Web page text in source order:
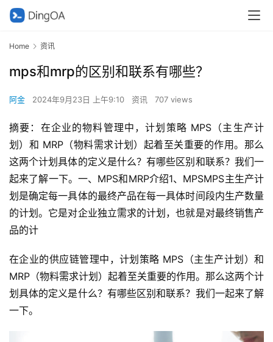
Home 资讯
mps和mrp的区别和联系有哪些？
阿金 2024年9月23日 上午9:10 资讯 707 views
摘要：在企业的物料管理中，计划策略 MPS（主生产计
划）和 MRP（物料需求计划）起着至关重要的作用。那么
这两个计划具体的定义是什么？有哪些区别和联系？我们一
起来了解一下。一、MPS和MRP介绍1、MPSMPS主生产计
划是确定每一具体的最终产品在每一具体时间段内生产数量
的计划。它是对企业独立需求的计划，也就是对最终销售产
品的计
在企业的供应链管理中，计划策略 MPS（主生产计划）和
MRP（物料需求计划）起着至关重要的作用。那么这两个计
划具体的定义是什么？有哪些区别和联系？我们一起来了解
一下。